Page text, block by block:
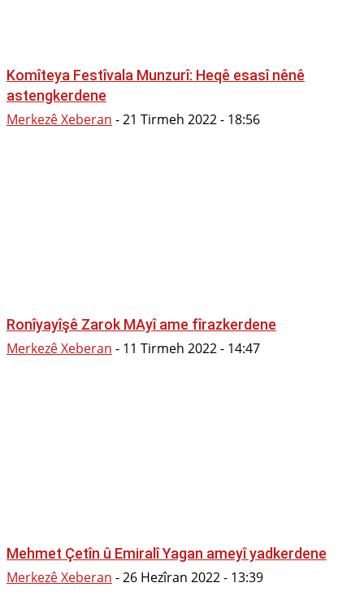
Komîteya Festîvala Munzurî: Heqê esasî nênê
astengkerdene
Merkezê Xeberan -21 Tirmeh 2022 - 18:56
Ronîyayîşê Zarok MAyî ame fîrazkerdene
Merkezê Xeberan - 11 Tirmeh 2022 - 14:47
Mehmet Çetîn û Emiralî Yagan ameyî yadkerdene
Merkezê Xeberan -26 Hezîran 2022 - 13:39